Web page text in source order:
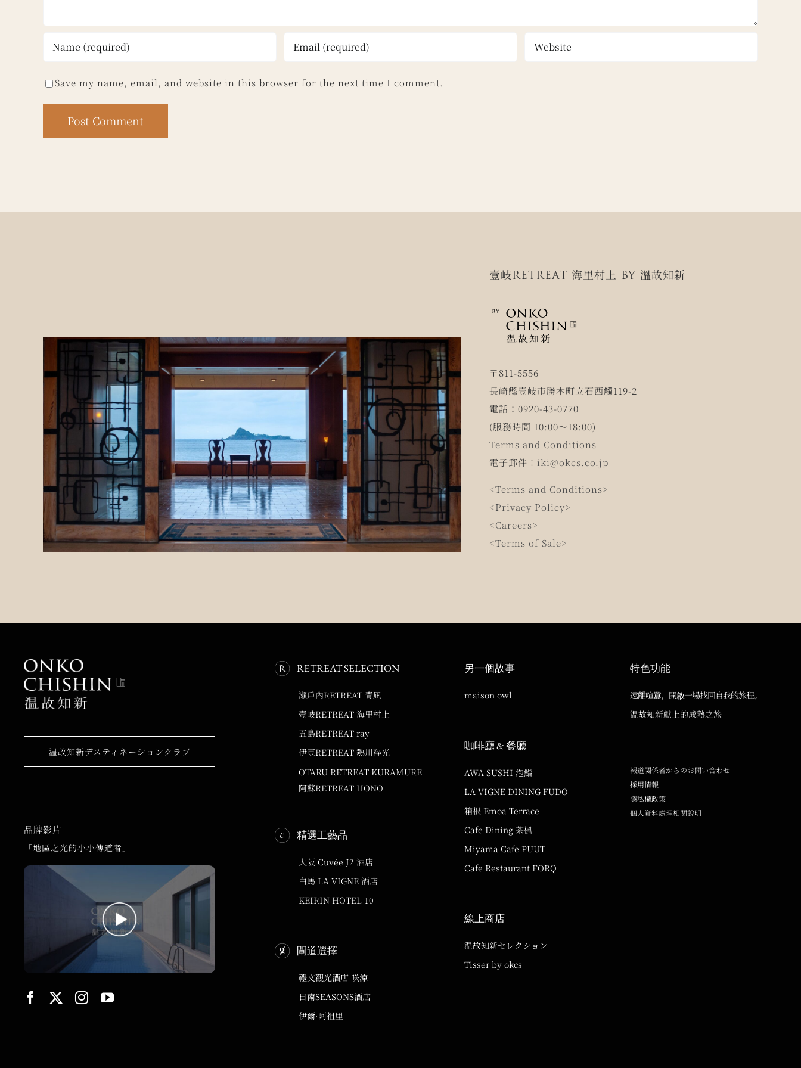
Save my name, email, and website in this browser for the next time I comment.
壹岐RETREAT 海里村上 BY 溫故知新
〒811-5556
長崎縣壹岐市勝本町立石西觸119-2
電話：0920-43-0770
(服務時間 10:00～18:00)
Terms and Conditions
電子郵件： iki@okcs.co.jp
<Terms and Conditions>
<Privacy Policy>
<Careers>
<Terms of Sale>
温故知新デスティネーションクラブ
品牌影片
「地區之光的小小傳道者」
RETREAT SELECTION
瀨戶內RETREAT 青凪
壹岐RETREAT 海里村上
五島RETREAT ray
伊豆RETREAT 熱川粋光
OTARU RETREAT KURAMURE
阿蘇RETREAT HONO
精選工藝品
大阪 Cuvée J2 酒店
白馬 LA VIGNE 酒店
KEIRIN HOTEL 10
閘道選擇
禮文觀光酒店 咲涼
日南SEASONS酒店
伊爾·阿祖里
另一個故事
maison owl
咖啡廳 & 餐廳
AWA SUSHI 泡鮨
LA VIGNE DINING FUDO
箱根 Emoa Terrace
Cafe Dining 茶楓
Miyama Cafe PUUT
Cafe Restaurant FORQ
線上商店
温故知新セレクション
Tisser by okcs
特色功能
遠離喧囂，開啟一場找回自我的旅程。
温故知新獻上的成熟之旅
報道関係者からのお問い合わせ
採用情報
隱私權政策
個人資料處理相關說明